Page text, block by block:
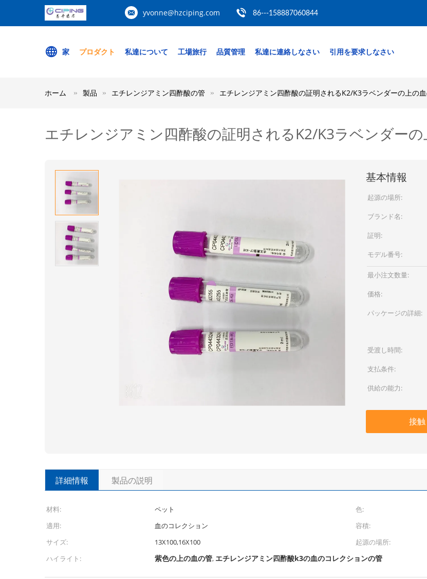
yvonne@hzciping.com 86---158887060844
家 プロダクト 私達について 工場旅行 品質管理 私達に連絡しなさい 引用を要求しなさい
ホーム 製品 エチレンジアミン四酢酸の管 エチレンジアミン四酢酸の証明されるK2/K3ラベンダーの上の
エチレンジアミン四酢酸の証明されるK2/K3ラベンダー
基本情報
起源の場所:
ブランド名:
証明:
モデル番号:
最小注文数量:
価格:
パッケージの詳細:
受渡し時間:
支払条件:
供給の能力:
接触
詳細情報 製品の説明
材料: ペット 色:
適用:
血のコレクション 容積:
サイズ:
13X100,16X100 起源の場所:
ハイライト:
紫色の上の血の管, エチレンジアミン四酢酸k3の血のコレクションの管